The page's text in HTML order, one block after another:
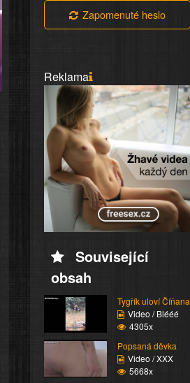
Zapomenuté heslo
Reklama
Související
obsah
Tygřík uloví Číňana
Video / Blééé
4305x
Popsaná děvka
Video / XXX
5668x